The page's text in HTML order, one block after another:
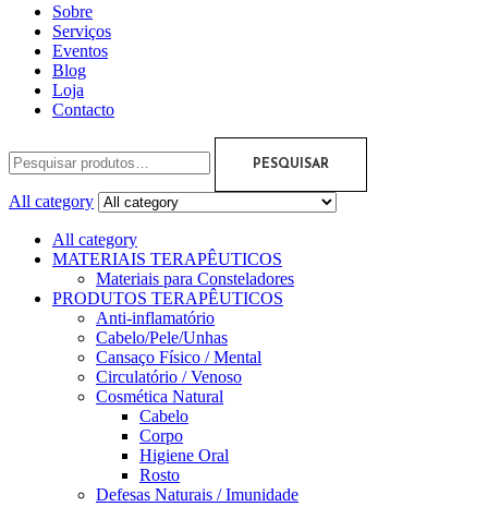
Sobre
Serviços
Eventos
Blog
Loja
Contacto
PESQUISAR
All category
All category
MATERIAIS TERAPÊUTICOS
Materiais para Consteladores
PRODUTOS TERAPÊUTICOS
Anti-inflamatório
Cabelo/Pele/Unhas
Cansaço Físico / Mental
Circulatório / Venoso
Cosmética Natural
Cabelo
Corpo
Higiene Oral
Rosto
Defesas Naturais / Imunidade